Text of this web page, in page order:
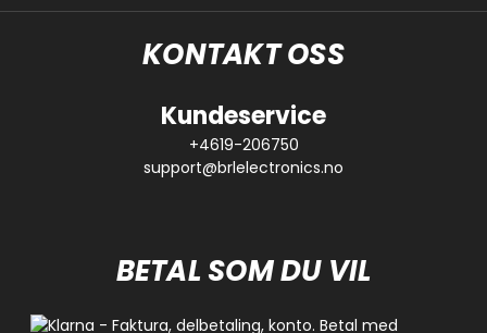
KONTAKT OSS
Kundeservice
+4619-206750
support@brlelectronics.no
BETAL SOM DU VIL